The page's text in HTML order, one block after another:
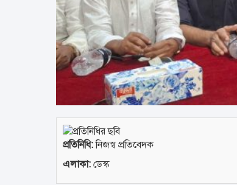
প্রতিনিধি:নিজস্ব প্রতিবেদক
এলাকা: ডেস্ক